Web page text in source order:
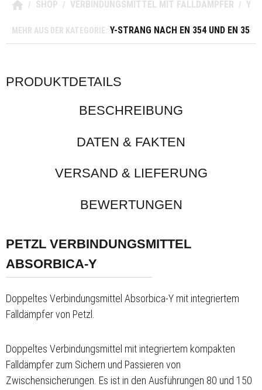
/ SHOP / VERBINDUNGSMITTEL MIT FALLDÄMPFER / Y-
MEHR AUS DER KATEGORIE: Y-STRANG NACH EN 354 UND EN 355
PRODUKTDETAILS
BESCHREIBUNG
DATEN & FAKTEN
VERSAND & LIEFERUNG
BEWERTUNGEN
PETZL VERBINDUNGSMITTEL
ABSORBICA-Y
Doppeltes Verbindungsmittel Absorbica-Y mit integriertem
Falldämpfer von Petzl.
Doppeltes Verbindungsmittel mit integriertem kompakten
Falldämpfer zum Sichern und Passieren von
Zwischensicherungen. Es ist in den Ausführungen 80 und 150